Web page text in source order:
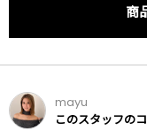
商
mayu
このスタッフの